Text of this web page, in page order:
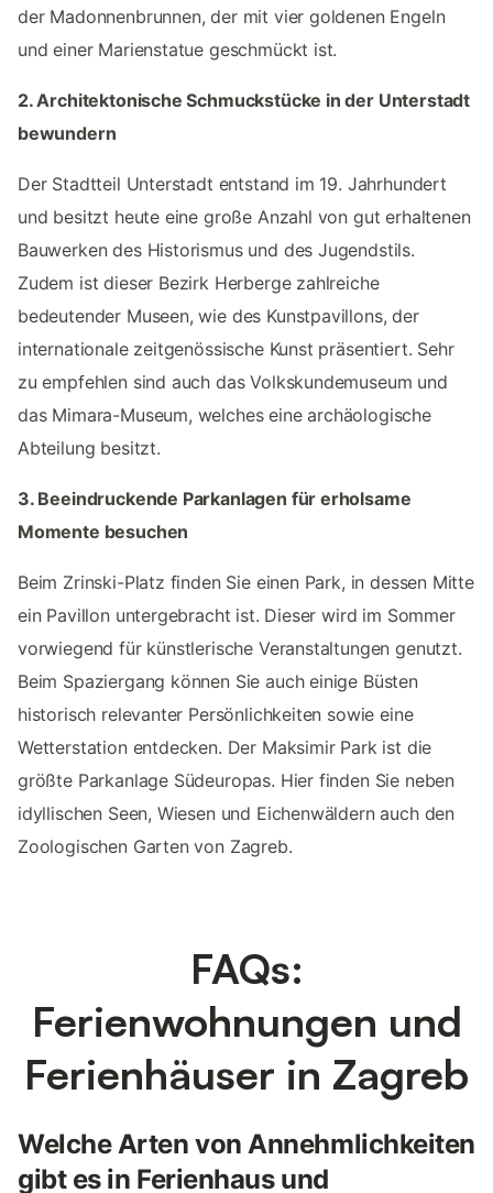
der Madonnenbrunnen, der mit vier goldenen Engeln
und einer Marienstatue geschmückt ist.
2. Architektonische Schmuckstücke in der Unterstadt
bewundern
Der Stadtteil Unterstadt entstand im 19. Jahrhundert
und besitzt heute eine große Anzahl von gut erhaltenen
Bauwerken des Historismus und des Jugendstils.
Zudem ist dieser Bezirk Herberge zahlreiche
bedeutender Museen, wie des Kunstpavillons, der
internationale zeitgenössische Kunst präsentiert. Sehr
zu empfehlen sind auch das Volkskundemuseum und
das Mimara-Museum, welches eine archäologische
Abteilung besitzt.
3. Beeindruckende Parkanlagen für erholsame
Momente besuchen
Beim Zrinski-Platz finden Sie einen Park, in dessen Mitte
ein Pavillon untergebracht ist. Dieser wird im Sommer
vorwiegend für künstlerische Veranstaltungen genutzt.
Beim Spaziergang können Sie auch einige Büsten
historisch relevanter Persönlichkeiten sowie eine
Wetterstation entdecken. Der Maksimir Park ist die
größte Parkanlage Südeuropas. Hier finden Sie neben
idyllischen Seen, Wiesen und Eichenwäldern auch den
Zoologischen Garten von Zagreb.
FAQs:
Ferienwohnungen und
Ferienhäuser in Zagreb
Welche Arten von Annehmlichkeiten
gibt es in Ferienhaus und